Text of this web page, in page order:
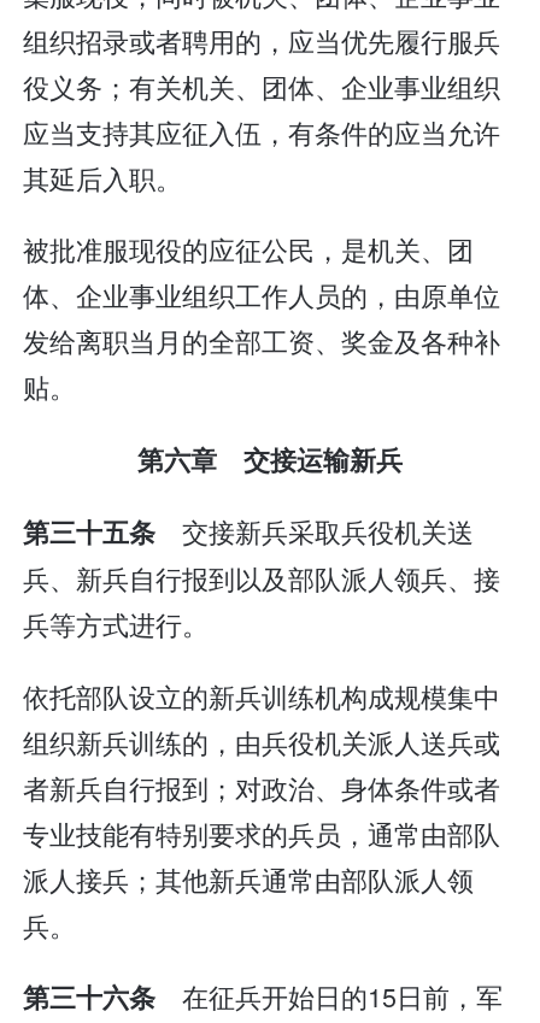
组织招录或者聘用的，应当优先履行服兵
役义务；有关机关、团体、企业事业组织
应当支持其应征入伍，有条件的应当允许
其延后入职。
被批准服现役的应征公民，是机关、团
体、企业事业组织工作人员的，由原单位
发给离职当月的全部工资、奖金及各种补
贴。
第六章 交接运输新兵
第三十五条 交接新兵采取兵役机关送
兵、新兵自行报到以及部队派人领兵、接
兵等方式进行。
依托部队设立的新兵训练机构成规模集中
组织新兵训练的，由兵役机关派人送兵或
者新兵自行报到；对政治、身体条件或者
专业技能有特别要求的兵员，通常由部队
派人接兵；其他新兵通常由部队派人领
兵。
第三十六条 在征兵开始日的15日前，军